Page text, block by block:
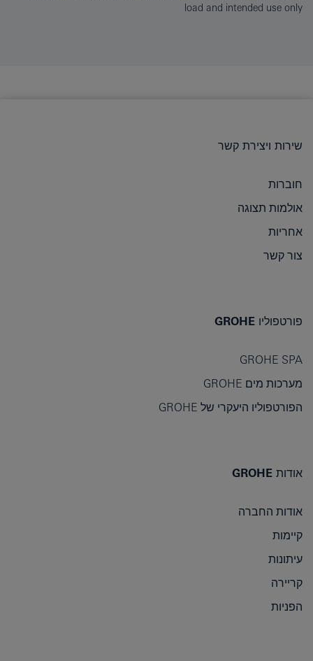
load and intended use only
שירות ויצירת קשר
חוברות
אולמות תצוגה
אחריות
צור קשר
פורטפוליו GROHE
GROHE SPA
מערכות מים GROHE
הפורטפוליו היעקרי של GROHE
אודות GROHE
אודות החברה
קיימות
עיתונות
קריירה
הפניות